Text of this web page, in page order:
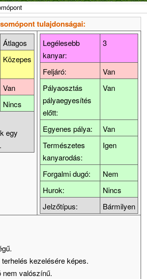
tulajdonságai:
Átlagos
Közepes
Van
Nincs
egy
Legélesebb
kanyar:
3
Feljáró:
Van
Pályaosztás
pályaegyesítés
előtt:
Van
Egyenes pálya:
Van
Természetes
kanyarodás:
Igen
Forgalmi dugó:
Nem
Hurok:
Nincs
Jelzőtípus:
Bármilyen
kezelésére képes.
nem valószínű.